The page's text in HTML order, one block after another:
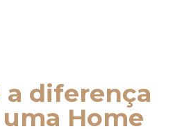
a diferença
Home